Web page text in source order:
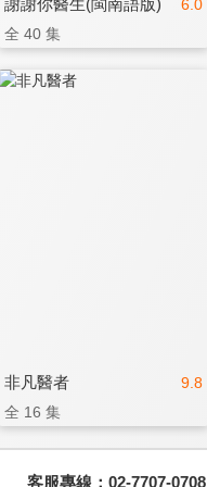
6.0
全 40 集
9.8
非凡醫者
全 16 集
客服專線：02-7707-0708